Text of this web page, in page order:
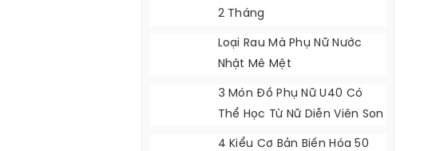
2 Tháng
Loại Rau Mà Phụ Nữ Nước
Nhật Mê Mệt
3 Món Đồ Phụ Nữ U40 Có
Thể Học Từ Nữ Diễn Viên Son
Ye Jin
4 Kiểu Cơ Bản Biến Hóa 50